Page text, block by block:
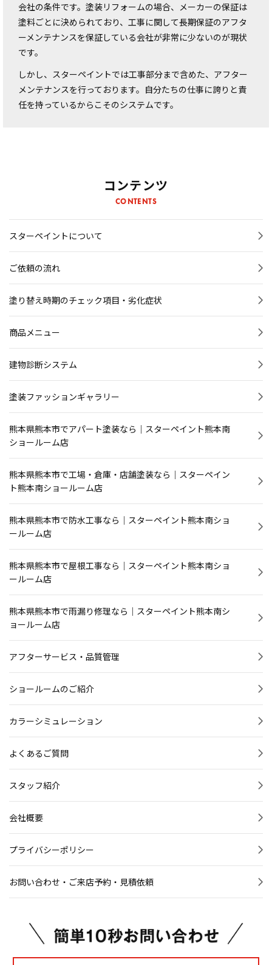
会社の条件です。塗装リフォームの場合、メーカーの保証は
塗料ごとに決められており、工事に関して長期保証のアフタ
ーメンテナンスを保証している会社が非常に少ないのが現状
です。
しかし、スターペイントでは工事部分まで含めた、アフター
メンテナンスを行っております。自分たちの仕事に誇りと責
任を持っているからこそのシステムです。
コンテンツ
CONTENTS
スターペイントについて
ご依頼の流れ
塗り替え時期のチェック項目・劣化症状
商品メニュー
建物診断システム
塗装ファッションギャラリー
熊本県熊本市でアパート塗装なら｜スターペイント熊本南
ショールーム店
熊本県熊本市で工場・倉庫・店舗塗装なら｜スターペイン
ト熊本南ショールーム店
熊本県熊本市で防水工事なら｜スターペイント熊本南ショ
ールーム店
熊本県熊本市で屋根工事なら｜スターペイント熊本南ショ
ールーム店
熊本県熊本市で雨漏り修理なら｜スターペイント熊本南シ
ョールーム店
アフターサービス・品質管理
ショールームのご紹介
カラーシミュレーション
よくあるご質問
スタッフ紹介
会社概要
プライバシーポリシー
お問い合わせ・ご来店予約・見積依頼